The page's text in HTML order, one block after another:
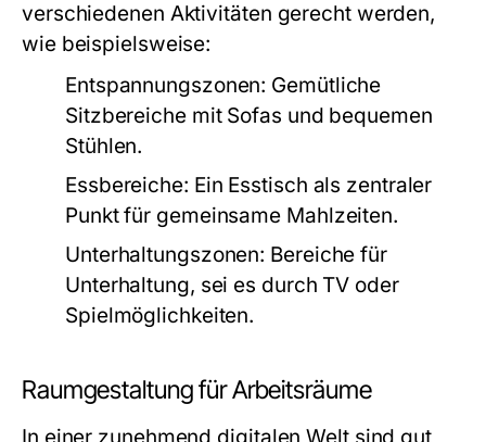
verschiedenen Aktivitäten gerecht werden,
wie beispielsweise:
Entspannungszonen: Gemütliche
Sitzbereiche mit Sofas und bequemen
Stühlen.
Essbereiche: Ein Esstisch als zentraler
Punkt für gemeinsame Mahlzeiten.
Unterhaltungszonen: Bereiche für
Unterhaltung, sei es durch TV oder
Spielmöglichkeiten.
Raumgestaltung für Arbeitsräume